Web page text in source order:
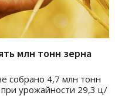
млн тонн зерна
собрано 4,7 млн тонн
урожайности 29,3 ц/